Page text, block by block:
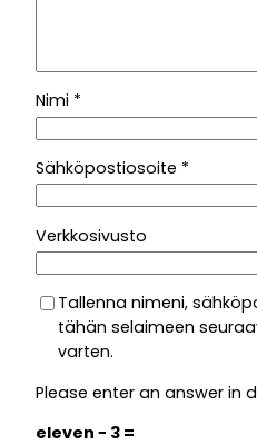
Nimi *
Sähköpostiosoite *
Verkkosivusto
Tallenna nimeni,
tähän selaimeen
varten.
Please enter an answer in
eleven − 3 =